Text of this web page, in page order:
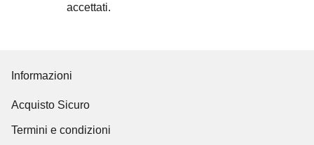
accettati.
Informazioni
Acquisto Sicuro
Termini e condizioni